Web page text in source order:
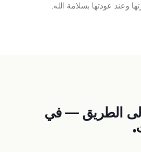
وعند عودتها بسلامة الله.
الطريق — في